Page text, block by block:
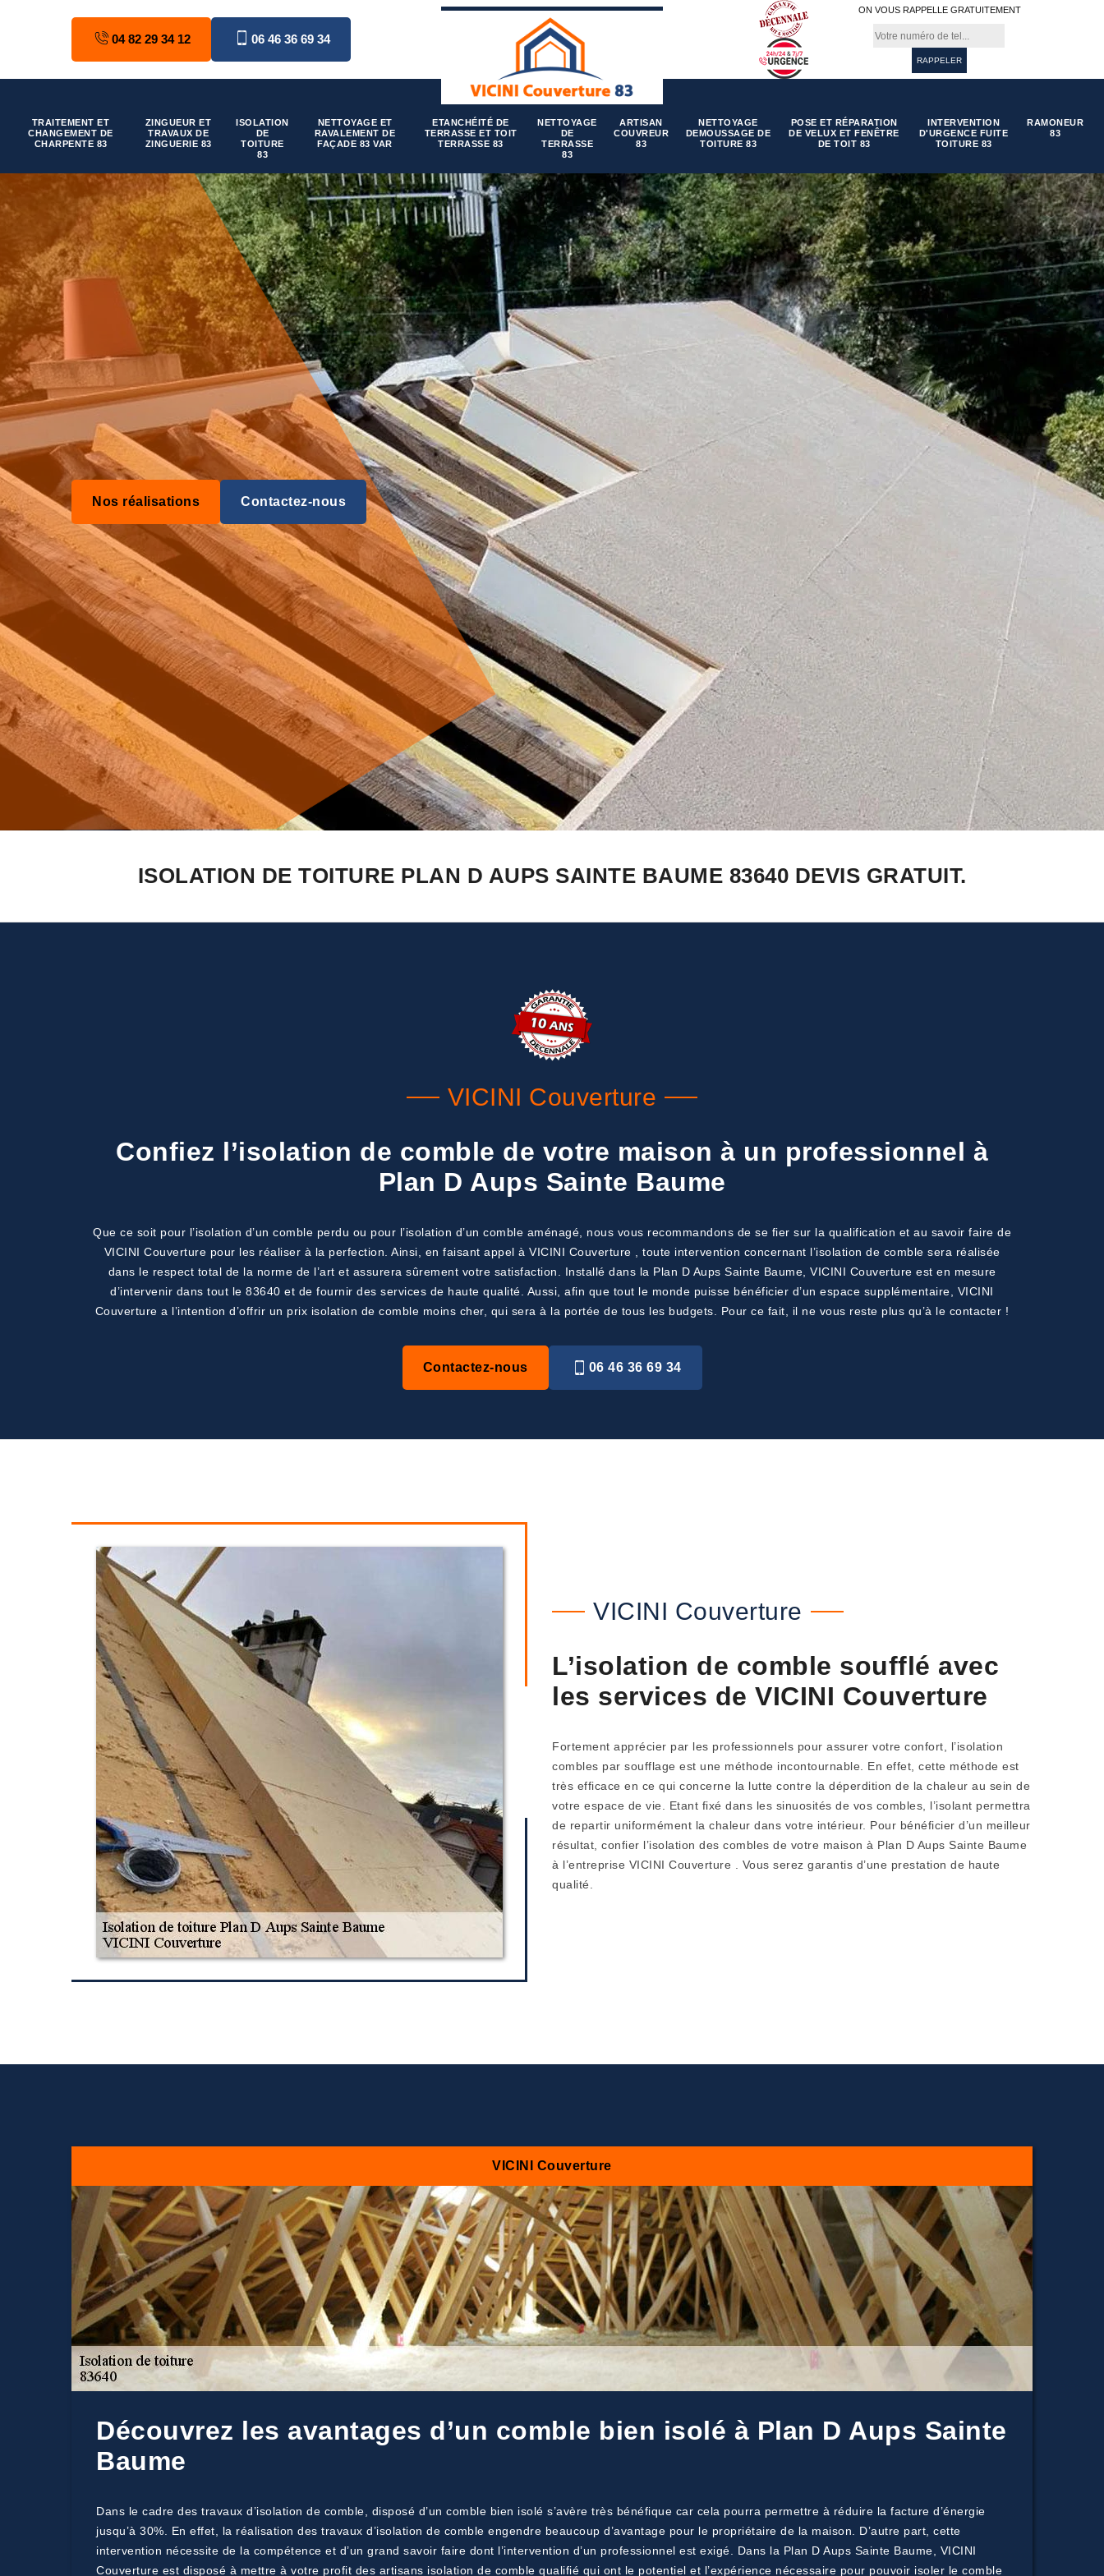
04 82 29 34 12 06 46 36 69 34
ON VOUS RAPPELLE GRATUITEMENT
TRAITEMENT ET
CHANGEMENT DE
CHARPENTE 83
ZINGUEUR ET
TRAVAUX DE
ZINGUERIE 83
ISOLATION
DE
TOITURE
83
NETTOYAGE ET
RAVALEMENT DE
FAÇADE 83 VAR
ETANCHÉITÉ DE
TERRASSE ET TOIT
TERRASSE 83
NETTOYAGE
DE
TERRASSE
83
ARTISAN
COUVREUR
83
NETTOYAGE
DEMOUSSAGE DE
TOITURE 83
POSE ET RÉPARATION
DE VELUX ET FENÊTRE
DE TOIT 83
INTERVENTION
D'URGENCE FUITE
TOITURE 83
RAMONEUR
83
Nos réalisations Contactez-nous
ISOLATION DE TOITURE PLAN D AUPS SAINTE BAUME 83640 DEVIS GRATUIT.
VICINI Couverture
Confiez l’isolation de comble de votre maison à un professionnel à
Plan D Aups Sainte Baume
Que ce soit pour l’isolation d’un comble perdu ou pour l’isolation d’un comble aménagé, nous vous recommandons de se fier sur la qualification et au savoir faire de
VICINI Couverture pour les réaliser à la perfection. Ainsi, en faisant appel à VICINI Couverture , toute intervention concernant l’isolation de comble sera réalisée
dans le respect total de la norme de l’art et assurera sûrement votre satisfaction. Installé dans la Plan D Aups Sainte Baume, VICINI Couverture est en mesure
d’intervenir dans tout le 83640 et de fournir des services de haute qualité. Aussi, afin que tout le monde puisse bénéficier d’un espace supplémentaire, VICINI
Couverture a l’intention d’offrir un prix isolation de comble moins cher, qui sera à la portée de tous les budgets. Pour ce fait, il ne vous reste plus qu’à le contacter !
Contactez-nous 06 46 36 69 34
VICINI Couverture
L’isolation de comble soufflé avec
les services de VICINI Couverture
Fortement apprécier par les professionnels pour assurer votre confort, l’isolation
combles par soufflage est une méthode incontournable. En effet, cette méthode est
très efficace en ce qui concerne la lutte contre la déperdition de la chaleur au sein de
votre espace de vie. Etant fixé dans les sinuosités de vos combles, l’isolant permettra
de repartir uniformément la chaleur dans votre intérieur. Pour bénéficier d’un meilleur
résultat, confier l’isolation des combles de votre maison à Plan D Aups Sainte Baume
à l’entreprise VICINI Couverture . Vous serez garantis d’une prestation de haute
qualité.
VICINI Couverture
Découvrez les avantages d’un comble bien isolé à Plan D Aups Sainte
Baume
Dans le cadre des travaux d’isolation de comble, disposé d’un comble bien isolé s’avère très bénéfique car cela pourra permettre à réduire la facture d’énergie
jusqu’à 30%. En effet, la réalisation des travaux d’isolation de comble engendre beaucoup d’avantage pour le propriétaire de la maison. D’autre part, cette
intervention nécessite de la compétence et d’un grand savoir faire dont l’intervention d’un professionnel est exigé. Dans la Plan D Aups Sainte Baume, VICINI
Couverture est disposé à mettre à votre profit des artisans isolation de comble qualifié qui ont le potentiel et l’expérience nécessaire pour pouvoir isoler le comble